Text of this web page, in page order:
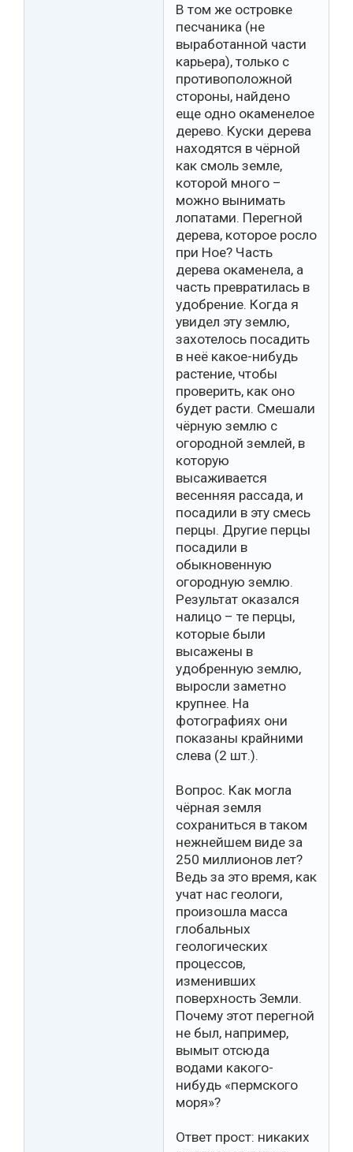
В том же островке
песчаника (не
выработанной части
карьера), только с
противоположной
стороны, найдено
еще одно окаменелое
дерево. Куски дерева
находятся в чёрной
как смоль земле,
которой много –
можно вынимать
лопатами. Перегной
дерева, которое росло
при Ное? Часть
дерева окаменела, а
часть превратилась в
удобрение. Когда я
увидел эту землю,
захотелось посадить
в неё какое-нибудь
растение, чтобы
проверить, как оно
будет расти. Смешали
чёрную землю с
огородной землей, в
которую
высаживается
весенняя рассада, и
посадили в эту смесь
перцы. Другие перцы
посадили в
обыкновенную
огородную землю.
Результат оказался
налицо – те перцы,
которые были
высажены в
удобренную землю,
выросли заметно
крупнее. На
фотографиях они
показаны крайними
слева (2 шт.).
Вопрос. Как могла
чёрная земля
сохраниться в таком
нежнейшем виде за
250 миллионов лет?
Ведь за это время, как
учат нас геологи,
произошла масса
глобальных
геологических
процессов,
изменивших
поверхность Земли.
Почему этот перегной
не был, например,
вымыт отсюда
водами какого-
нибудь «пермского
моря»?
Ответ прост: никаких